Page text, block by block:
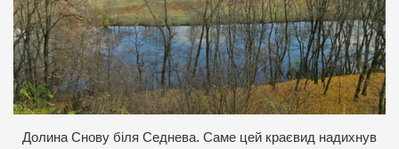
Долина Снову біля Седнева. Саме цей краєвид надихнув